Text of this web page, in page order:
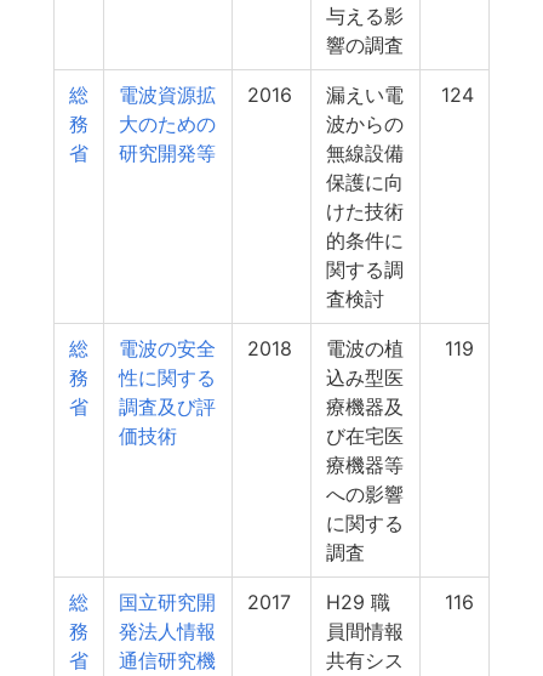
与える影
響の調査
総
務
省
電波資源拡
大のための
研究開発等
2016
漏えい電
波からの
無線設備
保護に向
けた技術
的条件に
関する調
査検討
124
総
務
省
電波の安全
性に関する
調査及び評
価技術
2018
電波の植
込み型医
療機器及
び在宅医
療機器等
への影響
に関する
調査
119
総
務
省
国立研究開
発法人情報
通信研究機
2017
H29 職
員間情報
共有シス
116